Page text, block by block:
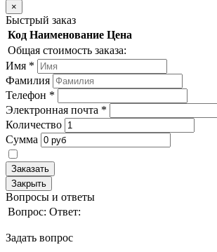
×
Быстрый заказ
Код Наименование Цена
Общая стоимость заказа:
Имя *
Фамилия
Телефон *
Электронная почта *
Количество
Сумма
Заказать
Закрыть
Вопросы и ответы
Вопрос: Ответ:
Задать вопрос